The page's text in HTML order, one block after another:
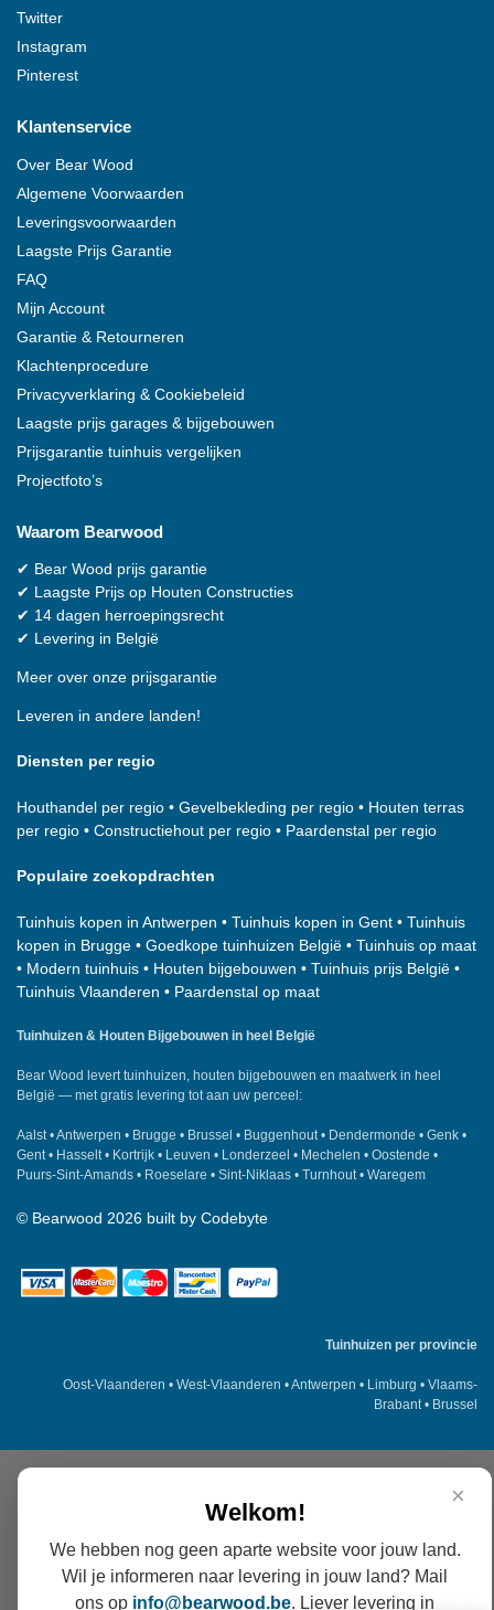
Twitter
Instagram
Pinterest
Klantenservice
Over Bear Wood
Algemene Voorwaarden
Leveringsvoorwaarden
Laagste Prijs Garantie
FAQ
Mijn Account
Garantie & Retourneren
Klachtenprocedure
Privacyverklaring & Cookiebeleid
Laagste prijs garages & bijgebouwen
Prijsgarantie tuinhuis vergelijken
Projectfoto’s
Waarom Bearwood
✔ Bear Wood prijs garantie
✔ Laagste Prijs op Houten Constructies
✔ 14 dagen herroepingsrecht
✔ Levering in België
Meer over onze prijsgarantie
Leveren in andere landen!
Diensten per regio
Houthandel per regio • Gevelbekleding per regio • Houten terras
per regio • Constructiehout per regio • Paardenstal per regio
Populaire zoekopdrachten
Tuinhuis kopen in Antwerpen • Tuinhuis kopen in Gent • Tuinhuis
kopen in Brugge • Goedkope tuinhuizen België • Tuinhuis op maat
• Modern tuinhuis • Houten bijgebouwen • Tuinhuis prijs België •
Tuinhuis Vlaanderen • Paardenstal op maat
Tuinhuizen & Houten Bijgebouwen in heel België
Bear Wood levert tuinhuizen, houten bijgebouwen en maatwerk in heel
België — met gratis levering tot aan uw perceel:
Aalst•Antwerpen • Brugge • Brussel • Buggenhout• Dendermonde • Genk •
Gent• Hasselt• Kortrijk • Leuven • Londerzeel • Mechelen • Oostende •
Puurs-Sint-Amands • Roeselare • Sint-Niklaas • Turnhout• Waregem
© Bearwood 2026 built by Codebyte
Tuinhuizen per provincie
Oost-Vlaanderen • West-Vlaanderen •Antwerpen • Limburg • Vlaams-
Brabant• Brussel
×
Welkom!
We hebben nog geen aparte website voor jouw land.
Wil je informeren naar levering in jouw land? Mail
ons op info@ bearwood .be. Liever levering in